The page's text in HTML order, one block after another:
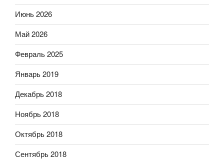
Июнь 2026
Май 2026
Февраль 2025
Январь 2019
Декабрь 2018
Ноябрь 2018
Октябрь 2018
Сентябрь 2018